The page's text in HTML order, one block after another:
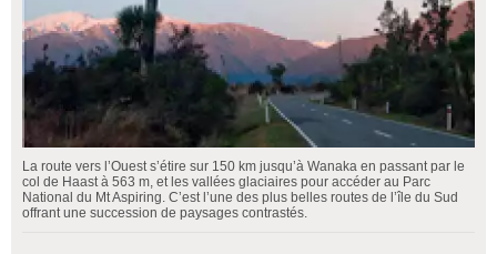
La route vers l’Ouest s’étire sur 150 km jusqu’à Wanaka en passant par le
col de Haast à 563 m, et les vallées glaciaires pour accéder au Parc
National du Mt Aspiring. C’est l’une des plus belles routes de l’île du Sud
offrant une succession de paysages contrastés.